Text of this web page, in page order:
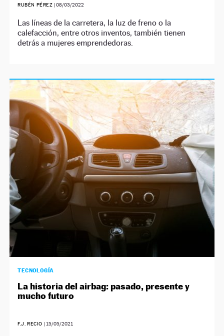
RUBÉN PÉREZ |08/03/2022
Las líneas de la carretera, la luz de freno o la
calefacción, entre otros inventos, también tienen
detrás a mujeres emprendedoras.
TECNOLOGÍA
La historia del airbag: pasado, presente y
mucho futuro
F.J. RECIO | 15/05/2021